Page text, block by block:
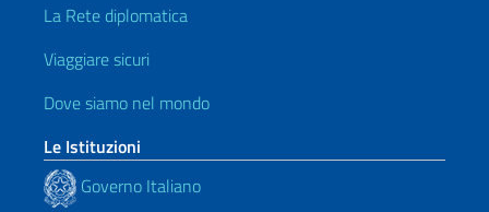
La Rete diplomatica
Viaggiare sicuri
Dove siamo nel mondo
Le Istituzioni
Governo Italiano